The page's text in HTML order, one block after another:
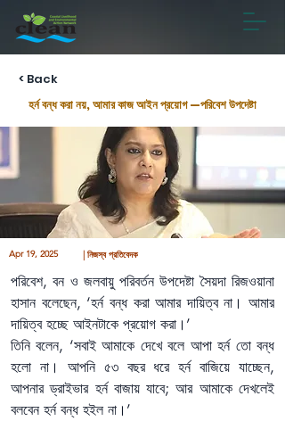
< Back
হর্ন বন্ধ করা নয়, আমার কাজ আইন প্রয়োগ —পরিবেশ উপদেষ্টা
| নিজস্ব প্রতিবেদক
পরিবেশ, বন ও জলবায়ু পরিবর্তন উপদেষ্টা সৈয়দা রিজওয়ানা
হাসান বলেছেন, ‘হর্ন বন্ধ করা আমার দায়িত্ব না। আমার
দায়িত্ব হচ্ছে আইনটাকে প্রয়োগ করা।’
তিনি বলেন, ‘সবাই আমাকে দেখে বলে আপা হর্ন তো বন্ধ
হলো না। আপনি ৫৩ বছর ধরে হর্ন বাজিয়ে যাচ্ছেন,
আপনার ড্রাইভার হর্ন বাজায় যাবে; আর আমাকে দেখলেই
বলবেন হর্ন বন্ধ হইল না।’
Apr 19, 2025